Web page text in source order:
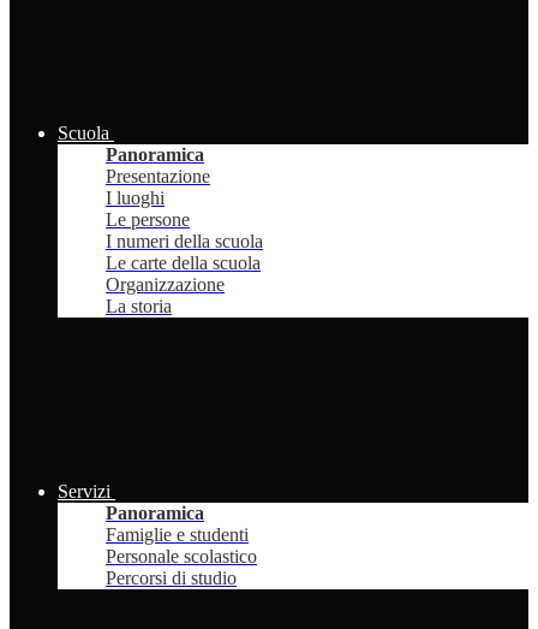
Scuola
Panoramica
Presentazione
I luoghi
Le persone
I numeri della scuola
Le carte della scuola
Organizzazione
La storia
Servizi
Panoramica
Famiglie e studenti
Personale scolastico
Percorsi di studio